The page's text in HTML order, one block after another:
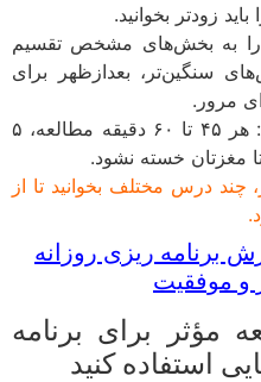
زودتر بخوانید.
بخش‌های مشخص تقسیم
بعدازظهر برای
: هر ۴۵ تا ۶۰ دقیقه مطالعه، ۵
درس مختلف بخوانید تا از
ریزی روزانه
برای برنامه
کنید